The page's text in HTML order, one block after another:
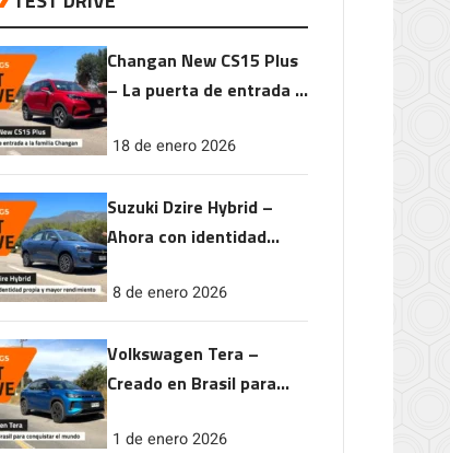
Changan New CS15 Plus
– La puerta de entrada a
18 de enero 2026
Suzuki Dzire Hybrid –
Ahora con identidad
rendimiento
8 de enero 2026
Volkswagen Tera –
Creado en Brasil para
1 de enero 2026